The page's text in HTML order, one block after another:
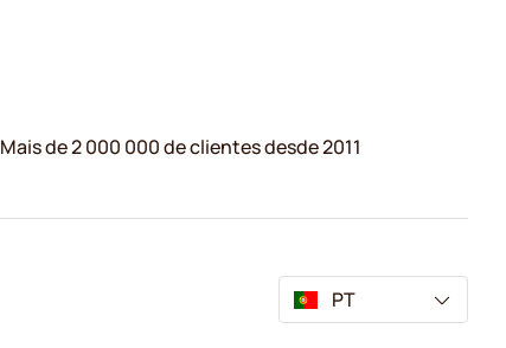
Mais de 2 000 000 de clientes desde 2011
PT